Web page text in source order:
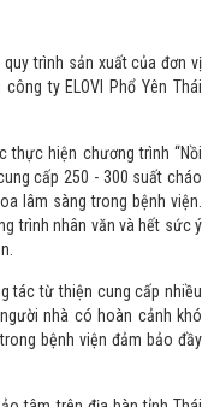
dinh dưỡng lâm sàng - tiết
trình sản xuất của đơn vị
ty ELOVI Phổ Yên Thái
thực hiện chương trình “Nồi
cấp 250 - 300 suất cháo
lâm sàng trong bệnh viện.
trình nhân văn và hết sức ý
tác từ thiện cung cấp nhiều
nhà có hoàn cảnh khó
bệnh viện đảm bảo đầy